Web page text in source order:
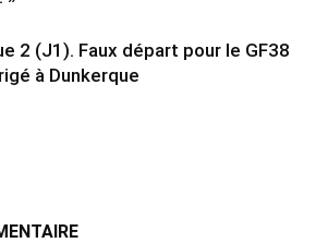
2 (J1). Faux départ pour le GF38
à Dunkerque